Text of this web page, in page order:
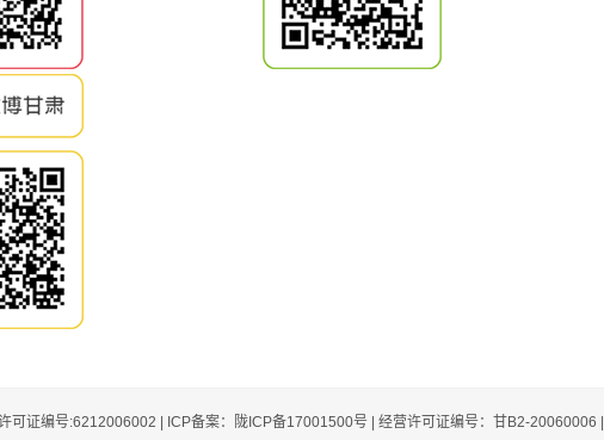
可证编号:6212006002 | ICP备案：陇ICP备17001500号 | 经营许可证编号：甘B2-